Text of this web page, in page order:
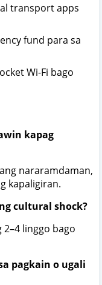
transport apps
fund para sa
Wi-Fi bago
kapag
nararamdaman,
kapaligiran.
cultural shock?
linggo bago
pagkain o ugali